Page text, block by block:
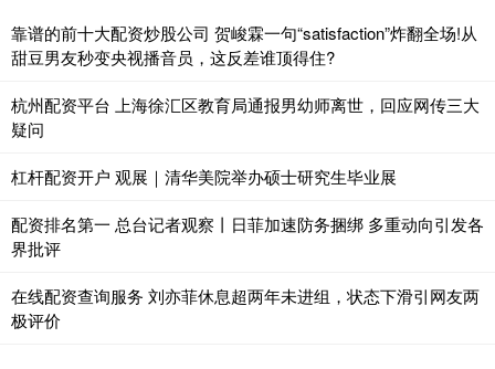
靠谱的前十大配资炒股公司 贺峻霖一句“satisfaction”炸翻全场!从
甜豆男友秒变央视播音员，这反差谁顶得住?
杭州配资平台 上海徐汇区教育局通报男幼师离世，回应网传三大
疑问
杠杆配资开户 观展｜清华美院举办硕士研究生毕业展
配资排名第一 总台记者观察丨日菲加速防务捆绑 多重动向引发各
界批评
在线配资查询服务 刘亦菲休息超两年未进组，状态下滑引网友两
极评价